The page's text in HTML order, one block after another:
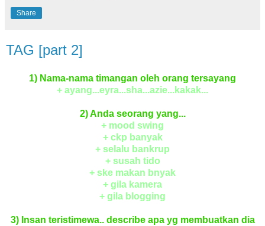
Share
TAG [part 2]
1) Nama-nama timangan oleh orang tersayang
+ ayang...eyra...sha...azie...kakak...
2) Anda seorang yang...
+ mood swing
+ ckp banyak
+ selalu bankrup
+ susah tido
+ ske makan bnyak
+ gila kamera
+ gila blogging
3) Insan teristimewa.. describe apa yg membuatkan dia